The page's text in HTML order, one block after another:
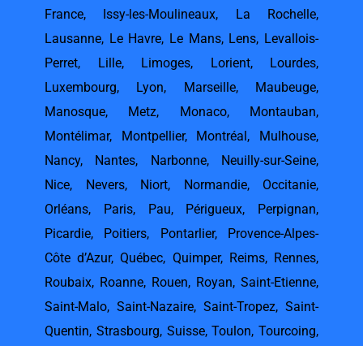
France, Issy-les-Moulineaux, La Rochelle,
Lausanne, Le Havre, Le Mans, Lens, Levallois-
Perret, Lille, Limoges, Lorient, Lourdes,
Luxembourg, Lyon, Marseille, Maubeuge,
Manosque, Metz, Monaco, Montauban,
Montélimar, Montpellier, Montréal, Mulhouse,
Nancy, Nantes, Narbonne, Neuilly-sur-Seine,
Nice, Nevers, Niort, Normandie, Occitanie,
Orléans, Paris, Pau, Périgueux, Perpignan,
Picardie, Poitiers, Pontarlier, Provence-Alpes-
Côte d’Azur,Québec, Quimper, Reims, Rennes,
Roubaix, Roanne, Rouen, Royan, Saint-Etienne,
Saint-Malo, Saint-Nazaire, Saint-Tropez, Saint-
Quentin, Strasbourg, Suisse,Toulon, Tourcoing,